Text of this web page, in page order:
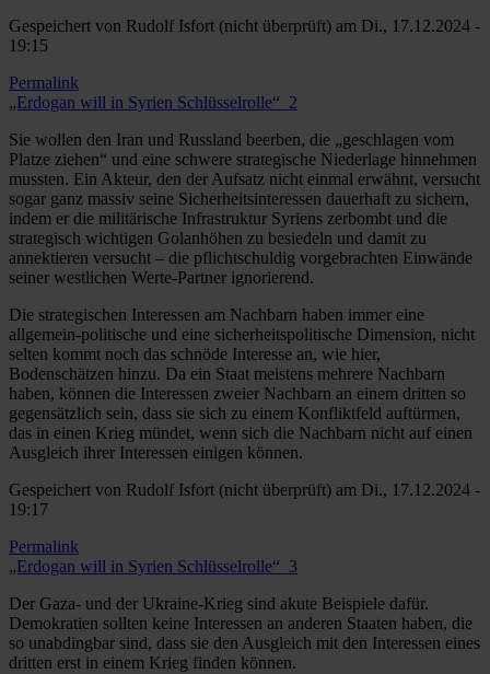
Gespeichert von Rudolf Isfort (nicht überprüft) am Di., 17.12.2024 -
19:15
Permalink
„Erdogan will in Syrien Schlüsselrolle“_2
Sie wollen den Iran und Russland beerben, die „geschlagen vom
Platze ziehen“ und eine schwere strategische Niederlage hinnehmen
mussten. Ein Akteur, den der Aufsatz nicht einmal erwähnt, versucht
sogar ganz massiv seine Sicherheitsinteressen dauerhaft zu sichern,
indem er die militärische Infrastruktur Syriens zerbombt und die
strategisch wichtigen Golanhöhen zu besiedeln und damit zu
annektieren versucht – die pflichtschuldig vorgebrachten Einwände
seiner westlichen Werte-Partner ignorierend.
Die strategischen Interessen am Nachbarn haben immer eine
allgemein-politische und eine sicherheitspolitische Dimension, nicht
selten kommt noch das schnöde Interesse an, wie hier,
Bodenschätzen hinzu. Da ein Staat meistens mehrere Nachbarn
haben, können die Interessen zweier Nachbarn an einem dritten so
gegensätzlich sein, dass sie sich zu einem Konfliktfeld auftürmen,
das in einen Krieg mündet, wenn sich die Nachbarn nicht auf einen
Ausgleich ihrer Interessen einigen können.
Gespeichert von Rudolf Isfort (nicht überprüft) am Di., 17.12.2024 -
19:17
Permalink
„Erdogan will in Syrien Schlüsselrolle“_3
Der Gaza- und der Ukraine-Krieg sind akute Beispiele dafür.
Demokratien sollten keine Interessen an anderen Staaten haben, die
so unabdingbar sind, dass sie den Ausgleich mit den Interessen eines
dritten erst in einem Krieg finden können.